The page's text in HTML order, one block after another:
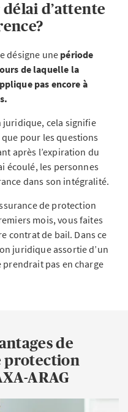
d’attente
désigne une période
de laquelle la
pas encore à
juridique, cela signifie
pour les questions
après l’expiration du
écoulé, les personnes
dans son intégralité.
de protection
mois, vous faites
contrat de bail. Dans ce
juridique assortie d’un
prendrait pas en charge
de
protection
ARAG